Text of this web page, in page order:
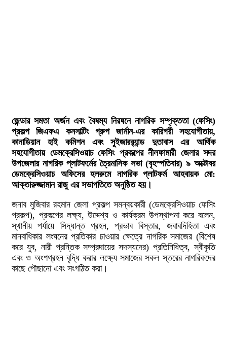
জেন্ডার সমতা অর্জন এবং বৈষম্য নিরষনে নাগরিক সম্পৃক্ততা (ফেসিং)
প্রকল্প জিএফএ কনসাল্টিং গ্রুপ জার্মান-এর কারিগরী সহযোগীতায়,
কানাডিয়ান হাই কমিশন এবং সুইজারর‌্যান্ড দুতাবাস এর আর্থিক
সহযোগীতায় ডেমক্রেসিওয়াচ ফেসিং প্রকল্পের নীলফামারী জেলার সদর
উপজেলার নাগরিক প্লাটফর্মের ত্রৈমাসিক সভা (বৃহস্পতিবার) ৯ অক্টোবর
ডেমক্রেসিওয়াচ অফিসের হলরুমে নাগরিক প্লাটফর্ম আহবায়ক মো:
আক্তারুজ্জামান রাজু এর সভাপতিতে অনুষ্ঠিত হয়।
জনাব মুজিবার রহমান জেলা প্রকল্প সমন্বয়কারী (ডেমক্রেসিওয়াচ ফেসিং
প্রকল্প), প্রকল্পের লক্ষ্য, উদ্দেশ্য ও কার্যক্রম উপস্থাপনা করে বলেন,
স্থানীয় পর্যায়ে সিদ্ধান্ত গ্রহন, প্রভাব বিস্তার, জবাবদিহিতা এবং
মানবাধিকার লংঘনের প্রতিকার চাওয়ার ক্ষেত্রে নাগরিক সমাজের (বিশেষ
করে যুব, নারী প্রন্তিক সম্প্রদায়ের সদস্যদের) প্রতিনিধিত্ব, স্বীকৃতি
এবং ও অংশগ্রহন বৃদ্ধি করার লক্ষ্যে সমাজের সকল স্তরের নাগরিকদের
কাছে পৌছানো এবং সংগঠিত করা।